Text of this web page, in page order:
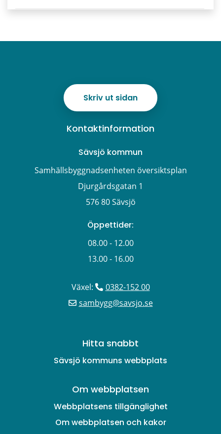
Skriv ut sidan
Kontaktinformation
Sävsjö kommun
Samhällsbyggnadsenheten översiktsplan
Djurgårdsgatan 1
576 80 Sävsjö
Öppettider:
08.00 - 12.00
13.00 - 16.00
Växel:
0382-152 00
sambygg@savsjo.se
Hitta snabbt
Sävsjö kommuns webbplats
Om webbplatsen
Webbplatsens tillgänglighet
Om webbplatsen och kakor